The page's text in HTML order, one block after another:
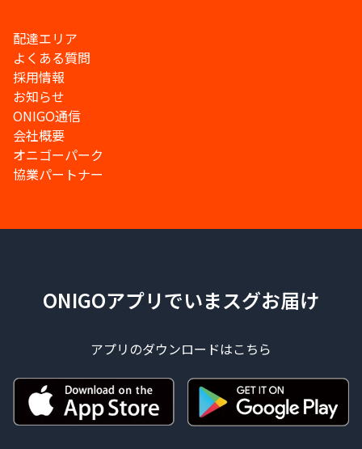
配達エリア
よくある質問
採用情報
お知らせ
ONIGO通信
会社概要
オニゴーパーク
協業パートナー
ONIGOアプリでいまスグお届け
アプリのダウンロードはこちら